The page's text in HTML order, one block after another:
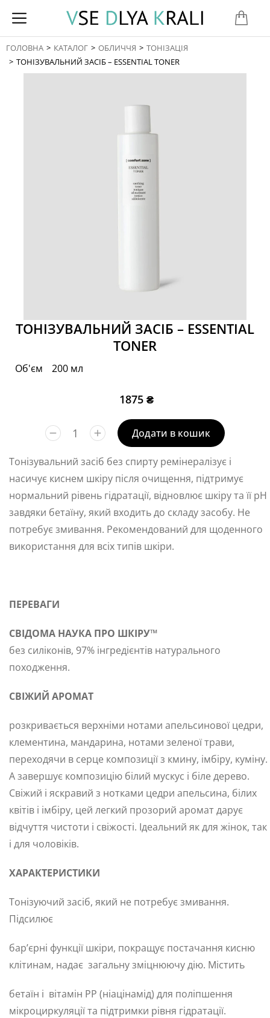
You are here:
ГОЛОВНА КАТАЛОГ ОБЛИЧЧЯ
ТОНІЗАЦІЯ
ТОНІЗУВАЛЬНИЙ ЗАСІБ – ESSENTIAL TONER
ТОНІЗУВАЛЬНИЙ ЗАСІБ – ESSENTIAL
TONER
Об'єм 200 мл
1875 ₴
Додати в кошик
Тонізувальний засіб без спирту ремінералізує і
насичує киснем шкіру після очищення, підтримує
нормальний рівень гідратації, відновлює шкіру та її pH
завдяки бетаїну, який входить до складу засобу. Не
потребує змивання. Рекомендований для щоденного
використання для всіх типів шкіри.
ПЕРЕВАГИ
СВІДОМА НАУКА ПРО ШКІРУ™
без силіконів, 97% інгредієнтів натурального
походження.
СВІЖИЙ АРОМАТ
розкривається верхніми нотами апельсинової цедри,
клементина, мандарина, нотами зеленої трави,
переходячи в серце композиції з кмину, імбіру, куміну.
А завершує композицію білий мускус і біле дерево.
Свіжий і яскравий з нотками цедри апельсина, білих
квітів і імбіру, цей легкий прозорий аромат дарує
відчуття чистоти і свіжості. Ідеальний як для жінок, так
і для чоловіків.
ХАРАКТЕРИСТИКИ
Тонізуючий засіб, який не потребує змивання.
Підсилює
бар’єрні функції шкіри, покращує постачання кисню
клітинам, надає загальну зміцнюючу дію. Містить
бетаїн і вітамін РР (ніацінамід) для поліпшення
мікроциркуляції та підтримки рівня гідратації.